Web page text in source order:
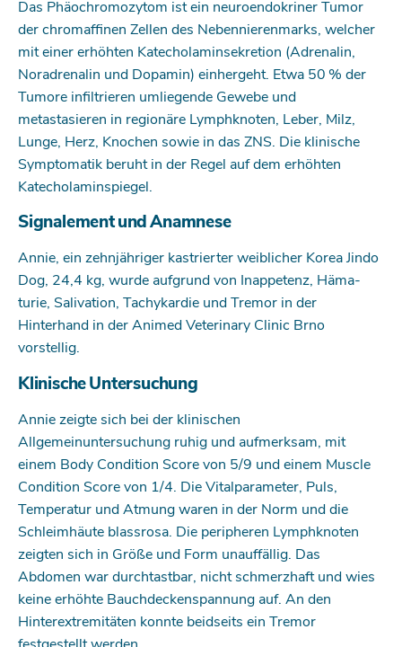
Das Phäochromozytom ist ein neuroendokriner Tumor
der chromaffinen Zellen des Nebennierenmarks, welcher
mit einer erhöhten Katecholaminsekretion (Adrenalin,
Noradrenalin und Dopamin) einhergeht. Etwa 50 % der
Tumore infiltrieren umliegende Gewebe und
metastasieren in regionäre Lymphknoten, Leber, Milz,
Lunge, Herz, Knochen sowie in das ZNS. Die klinische
Symptomatik beruht in der Regel auf dem erhöhten
Katecholaminspiegel.
Signalement und Anamnese
Annie, ein zehnjähriger kastrierter weiblicher Korea Jindo
Dog, 24,4 kg, wurde aufgrund von Inappetenz, Häma­
turie, Salivation, Tachykardie und Tremor in der
Hinterhand in der Animed Veterinary Clinic Brno
vorstellig.
Klinische Untersuchung
Annie zeigte sich bei der klinischen
Allgemeinuntersuchung ruhig und aufmerksam, mit
einem Body Condition Score von 5/9 und einem Muscle
Condition Score von 1/4. Die Vitalparameter, Puls,
Temperatur und Atmung waren in der Norm und die
Schleimhäute blassrosa. Die peripheren Lymphknoten
zeigten sich in Größe und Form unauffällig. Das
Abdomen war durchtastbar, nicht schmerzhaft und wies
keine erhöhte Bauchdeckenspannung auf. An den
Hinterextremitäten konnte beidseits ein Tremor